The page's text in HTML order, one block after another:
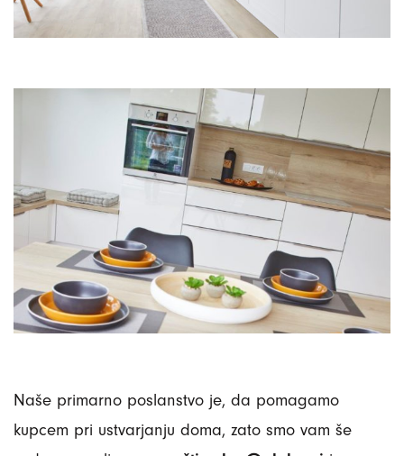
Naše primarno poslanstvo je, da pomagamo
kupcem pri ustvarjanju doma, zato smo vam še